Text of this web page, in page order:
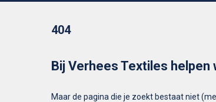
404
Bij Verhees Textiles helpen
Maar de pagina die je zoekt bestaat niet